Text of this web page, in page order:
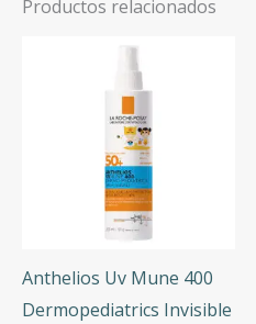
Productos relacionados
Anthelios Uv Mune 400
Dermopediatrics Invisible